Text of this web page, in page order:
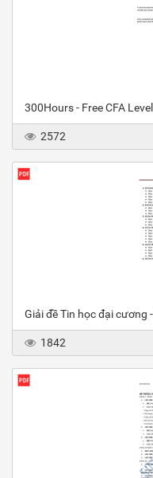
300Hours - Free CFA
2572
Giải đề Tin học đại cương
1842